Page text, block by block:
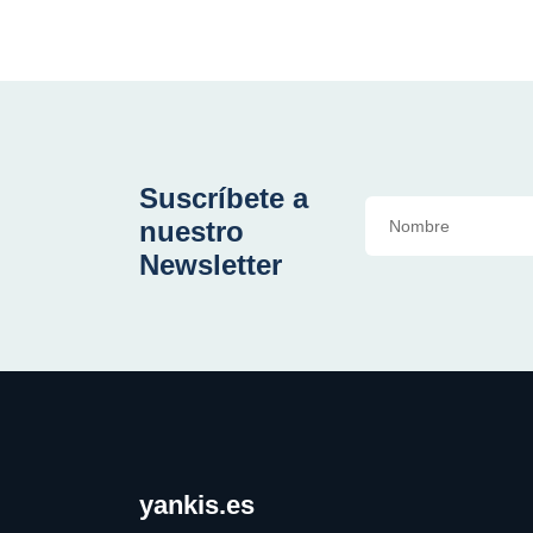
Suscríbete a
nuestro
Newsletter
yankis.es